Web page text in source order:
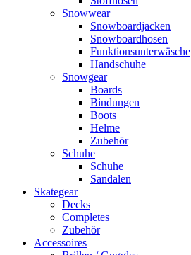
Snowwear
Snowboardjacken
Snowboardhosen
Funktionsunterwäsche
Handschuhe
Snowgear
Boards
Bindungen
Boots
Helme
Zubehör
Schuhe
Schuhe
Sandalen
Skategear
Decks
Completes
Zubehör
Accessoires